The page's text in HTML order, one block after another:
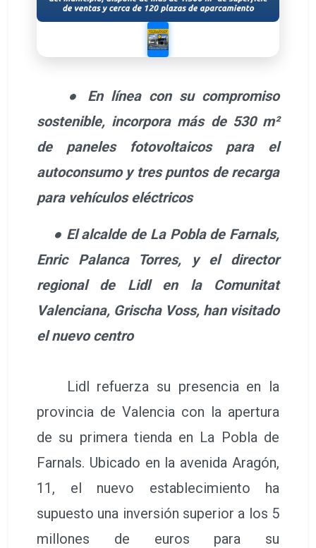
● En línea con su compromiso
sostenible, incorpora más de 530 m²
de paneles fotovoltaicos para el
autoconsumo y tres puntos de recarga
para vehículos eléctricos
● El alcalde de La Pobla de Farnals,
Enric Palanca Torres, y el director
regional de Lidl en la Comunitat
Valenciana, Grischa Voss, han visitado
el nuevo centro
Lidl refuerza su presencia en la
provincia de Valencia con la apertura
de su primera tienda en La Pobla de
Farnals. Ubicado en la avenida Aragón,
11, el nuevo establecimiento ha
supuesto una inversión superior a los 5
millones de euros para su